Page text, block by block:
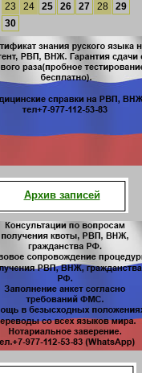
23
24 25 26 27 28
29
30
Архив записей